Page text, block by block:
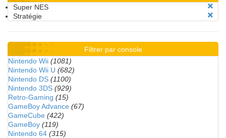
Super NES
Stratégie
Filtrer par console
Nintendo Wii (1081)
Nintendo Wii U (682)
Nintendo DS (1100)
Nintendo 3DS (929)
Retro-Gaming (15)
GameBoy Advance (67)
GameCube (422)
GameBoy (119)
Nintendo 64 (315)